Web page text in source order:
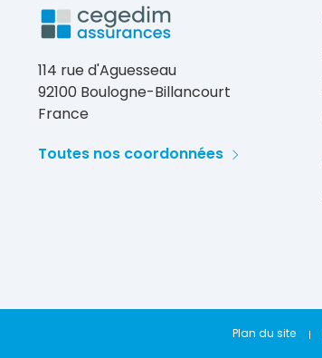
114 rue d'Aguesseau
92100 Boulogne-Billancourt
France
Toutes nos coordonnées
Plan du site